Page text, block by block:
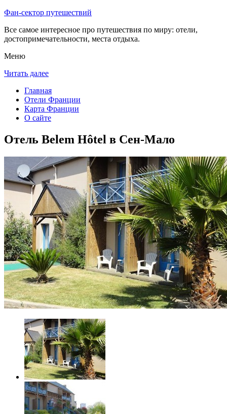
Фан-сектор путешествий
Все самое интересное про путешествия по миру: отели,
достопримечательности, места отдыха.
Меню
Читать далее
Главная
Отели Франции
Карта Франции
О сайте
Отель Belem Hôtel в Сен-Мало